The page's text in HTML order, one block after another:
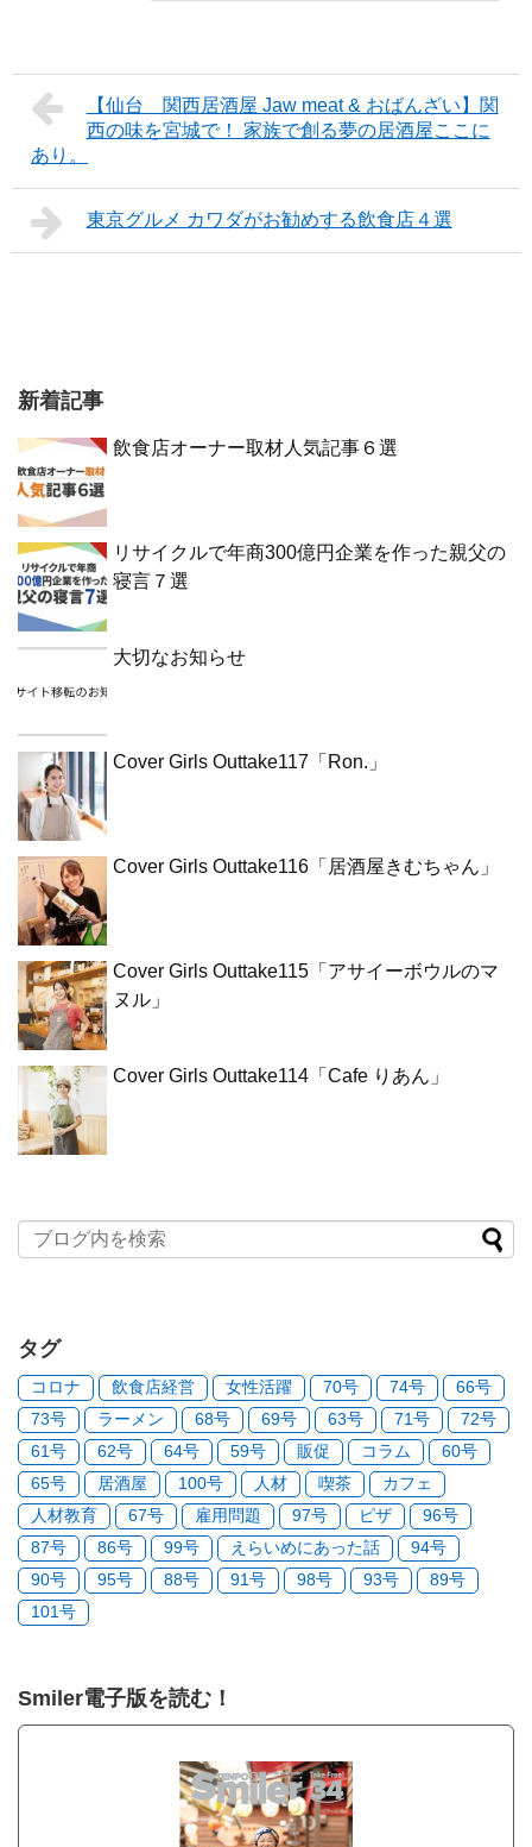
【仙台 関西居酒屋 Jaw meat & おばんざい】関
西の味を宮城で！ 家族で創る夢の居酒屋ここに
あり。
東京グルメ カワダがお勧めする飲食店４選
新着記事
飲食店オーナー取材人気記事６選
リサイクルで年商300億円企業を作った親父の
寝言７選
大切なお知らせ
Cover Girls Outtake117「Ron.」
Cover Girls Outtake116「居酒屋きむちゃん」
Cover Girls Outtake115「アサイーボウルのマ
ヌル」
Cover Girls Outtake114「Cafe りあん」
タグ
コロナ 飲食店経営 女性活躍 70号 74号
66号
73号
ラーメン 68号 69号 63号 71号
72号
61号
62号 64号 59号 販促 コラム
60号
65号
居酒屋 100号 人材 喫茶
カフェ
人材教育
67号 雇用問題 97号 ピザ
96号
87号
86号 99号 えらいめにあった話
94号
90号
95号 88号 91号 98号 93号
89号
101号
Smiler電子版を読む！